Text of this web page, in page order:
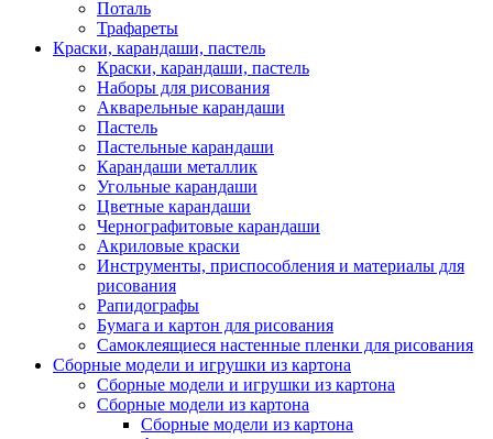
Поталь
Трафареты
Краски, карандаши, пастель
Краски, карандаши, пастель
Наборы для рисования
Акварельные карандаши
Пастель
Пастельные карандаши
Карандаши металлик
Угольные карандаши
Цветные карандаши
Чернографитовые карандаши
Акриловые краски
Инструменты, приспособления и материалы для
рисования
Рапидографы
Бумага и картон для рисования
Самоклеящиеся настенные пленки для рисования
Сборные модели и игрушки из картона
Сборные модели и игрушки из картона
Сборные модели из картона
Сборные модели из картона